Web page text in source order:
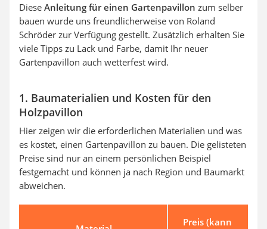
Diese Anleitung für einen Gartenpavillon zum selber
bauen wurde uns freundlicherweise von Roland
Schröder zur Verfügung gestellt. Zusätzlich erhalten Sie
viele Tipps zu Lack und Farbe, damit Ihr neuer
Gartenpavillon auch wetterfest wird.
1. Baumaterialien und Kosten für den
Holzpavillon
Hier zeigen wir die erforderlichen Materialien und was
es kostet, einen Gartenpavillon zu bauen. Die gelisteten
Preise sind nur an einem persönlichen Beispiel
festgemacht und können ja nach Region und Baumarkt
abweichen.
Preis (kann